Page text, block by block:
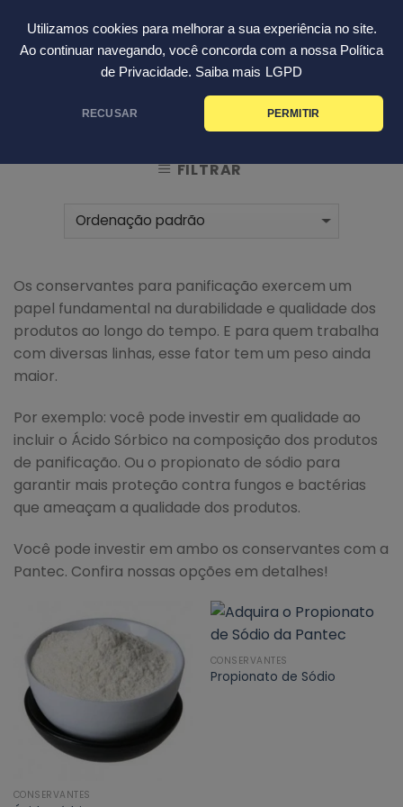
Utilizamos cookies para melhorar a sua experiência no site.
Ao continuar navegando, você concorda com a nossa Política
de Privacidade. Saiba mais LGPD
RECUSAR PERMITIR
content
/ PRODUTOS MARCADOS COM A TAG
“CONSERVANTES”
FILTRAR
Os conservantes para panificação exercem um
papel fundamental na durabilidade e qualidade dos
produtos ao longo do tempo. E para quem trabalha
com diversas linhas, esse fator tem um peso ainda
maior.
Por exemplo: você pode investir em qualidade ao
incluir o Ácido Sórbico na composição dos produtos
de panificação. Ou o propionato de sódio para
garantir mais proteção contra fungos e bactérias
que ameaçam a qualidade dos produtos.
Você pode investir em ambo os conservantes com a
Pantec. Confira nossas opções em detalhes!
CONSERVANTES
CONSERVANTES
Propionato de Sódio